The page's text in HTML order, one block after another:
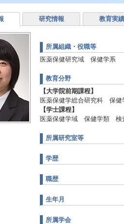
研究情報 教育実績
所属組織・役職等
医薬保健研究域 保健学系
教育分野
【大学院前期課程】
医薬保健学総合研究科 保
【学士課程】
医薬保健学域 保健学類 検
所属研究室等
学歴
職歴
生年月
所属学会